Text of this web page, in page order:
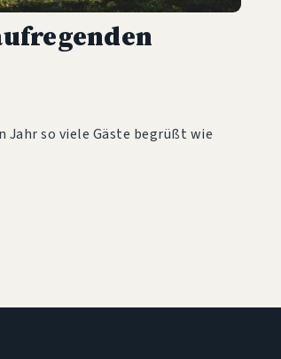
Jahr so viele Gäste begrüßt wie